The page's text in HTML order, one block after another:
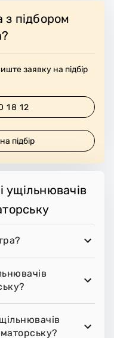
з підбором
заявку на підбір
18 12
підбір
ущільнювачів